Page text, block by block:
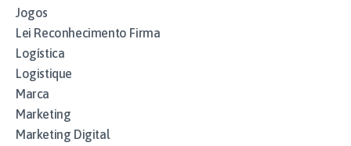
Jogos
Lei Reconhecimento Firma
Logística
Logistique
Marca
Marketing
Marketing Digital